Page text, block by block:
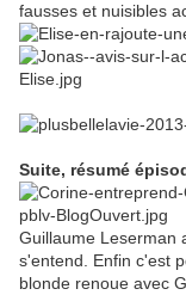
fausses et nuisibles
Suite, résumé
Guillaume Leserman
s'entend. Enfin c'est
blonde renoue avec